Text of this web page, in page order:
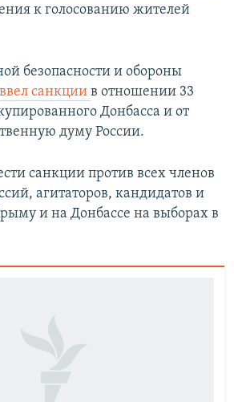
к голосованию жителей
безопасности и обороны
ввел санкции в отношении 33
Донбасса и от
думу России.
санкции против всех членов
агитаторов, кандидатов и
и на Донбассе на выборах в